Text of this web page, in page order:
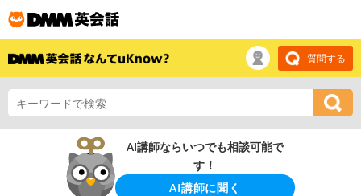
質問する
AI講師ならいつでも相談可能で
す！
AI講師に聞く